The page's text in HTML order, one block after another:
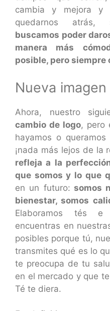
cambia y mejora y
quedarnos atrás,
buscamos poder
manera más
posible, pero siempre
Nueva
Ahora, nuestro
cambio de logo, pero
hayamos o
¡nada más lejos de la
refleja a la
que somos y lo que
en un futuro: somos
bienestar, somos
Elaboramos tés
encuentras en
posibles porque tú,
transmites qué es lo
te preocupa de tu
en el mercado y que
Té te diera.